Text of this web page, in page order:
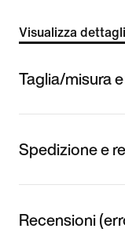
Visualizza
Taglia/misura
Spedizione e
Recensioni